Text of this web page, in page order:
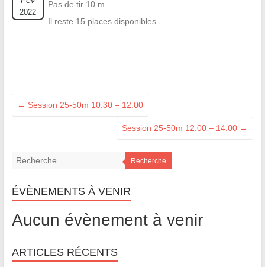
2022
Pas de tir 10 m
Il reste 15 places disponibles
← Session 25-50m 10:30 – 12:00
Session 25-50m 12:00 – 14:00 →
Recherche
ÉVÈNEMENTS À VENIR
Aucun évènement à venir
ARTICLES RÉCENTS